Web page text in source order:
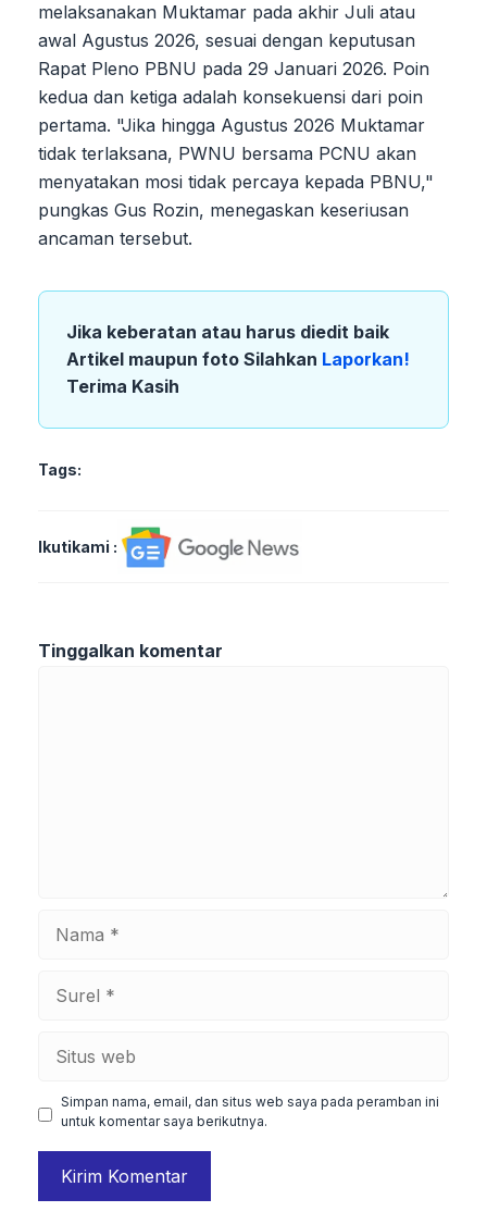
melaksanakan Muktamar pada akhir Juli atau
awal Agustus 2026, sesuai dengan keputusan
Rapat Pleno PBNU pada 29 Januari 2026. Poin
kedua dan ketiga adalah konsekuensi dari poin
pertama. "Jika hingga Agustus 2026 Muktamar
tidak terlaksana, PWNU bersama PCNU akan
menyatakan mosi tidak percaya kepada PBNU,"
pungkas Gus Rozin, menegaskan keseriusan
ancaman tersebut.
Jika keberatan atau harus diedit baik
Artikel maupun foto Silahkan Laporkan!
Terima Kasih
Tags:
Ikutikami :
Tinggalkan komentar
Simpan nama, email, dan situs web saya pada peramban ini
untuk komentar saya berikutnya.